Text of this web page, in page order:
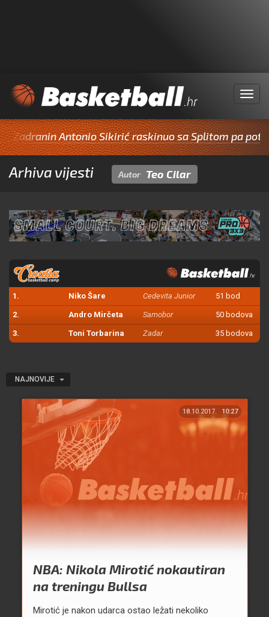
Menu
Antonio Sikirić raskinuo sa Splitom pa potpisao
Arhiva vijesti Autor Teo Cilar
1. Niko Šare Cedevita Junior 51 bod
2. Andro Mirčeta Samobor 50 bodova
3. Toni Torbarina Zadar 35 bodova
NAJNOVIJE
18.10.2017. 10:27
NBA: Nikola Mirotić nokautiran
na treningu Bullsa
Mirotić je nakon udarca ostao ležati nekoliko